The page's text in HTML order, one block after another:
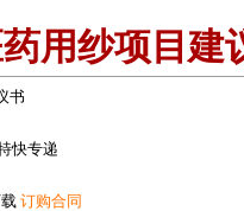
药用纱项目建
书
快专递
订购合同